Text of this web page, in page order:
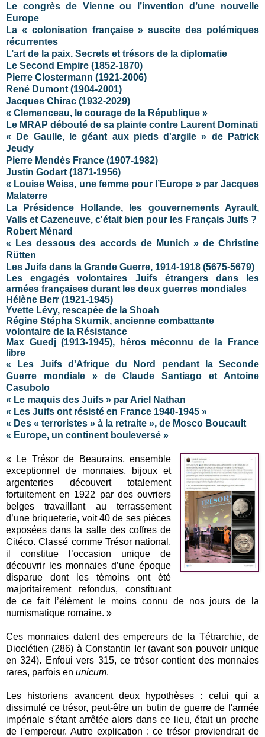
Le congrès de Vienne ou l’invention d’une nouvelle
Europe
La « colonisation française » suscite des polémiques
récurrentes
L’art de la paix. Secrets et trésors de la diplomatie
Le Second Empire (1852-1870)
Pierre Clostermann (1921-2006)
René Dumont (1904-2001)
Jacques Chirac (1932-2029)
« Clemenceau, le courage de la République »
Le MRAP débouté de sa plainte contre Laurent Dominati
« De Gaulle, le géant aux pieds d'argile » de Patrick
Jeudy
Pierre Mendès France (1907-1982)
Justin Godart (1871-1956)
« Louise Weiss, une femme pour l’Europe » par Jacques
Malaterre
La Présidence Hollande, les gouvernements Ayrault,
Valls et Cazeneuve, c'était bien pour les Français Juifs ?
Robert Ménard
« Les dessous des accords de Munich » de Christine
Rütten
Les Juifs dans la Grande Guerre, 1914-1918 (5675-5679)
Les engagés volontaires Juifs étrangers dans les
armées françaises durant les deux guerres mondiales
Hélène Berr (1921-1945)
Yvette Lévy, rescapée de la Shoah
Régine Stépha Skurnik, ancienne combattante
volontaire de la Résistance
Max Guedj (1913-1945), héros méconnu de la France
libre
« Les Juifs d'Afrique du Nord pendant la Seconde
Guerre mondiale » de Claude Santiago et Antoine
Casubolo
« Le maquis des Juifs » par Ariel Nathan
« Les Juifs ont résisté en France 1940-1945 »
« Des « terroristes » à la retraite », de Mosco Boucault
« Europe, un continent bouleversé »
« Le Trésor de Beaurains, ensemble
exceptionnel de monnaies, bijoux et
argenteries découvert totalement
fortuitement en 1922 par des ouvriers
belges travaillant au terrassement
d’une briqueterie, voit 40 de ses pièces
exposées dans la salle des coffres de
Citéco. Classé comme Trésor national,
il constitue l’occasion unique de
découvrir les monnaies d’une époque
disparue dont les témoins ont été
majoritairement refondus, constituant
de ce fait l’élément le moins connu de nos jours de la
numismatique romaine. »
Ces monnaies datent des empereurs de la Tétrarchie, de
Dioclétien (286) à Constantin Ier (avant son pouvoir unique
en 324). Enfoui vers 315, ce trésor contient des monnaies
rares, parfois en unicum.
Les historiens avancent deux hypothèses : celui qui a
dissimulé ce trésor, peut-être un butin de guerre de l'armée
impériale s'étant arrêtée alors dans ce lieu, était un proche
de l'empereur. Autre explication : ce trésor proviendrait de